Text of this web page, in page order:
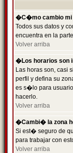
�C�mo cambio
Todos sus datos y
encuentra en la
Volver arriba
�Los horarios son
Las horas son, casi
perfil y defina su
es s�lo para
hacerlo.
Volver arriba
�Cambi� la zona
Si est� seguro de
para trabajar con
Volver arriba